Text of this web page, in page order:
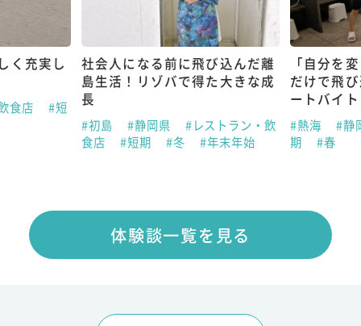
く充実し
食店 #短
社会人になる前に飛び込んだ離
島生活！リゾバで得た大きな成
長
#初島 #静岡県
#レストラン・飲
食店
#短期 #冬 #年末年始
「自分を
だけで飛
ートバイト
#熱海
#静
期
#春
体験談一覧を見る